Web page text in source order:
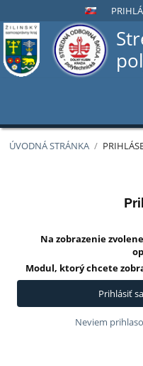
ÚVODNÁ STRÁNKA /
Na zobrazenie
Modul, ktorý chcete
Prihlásiť
Neviem